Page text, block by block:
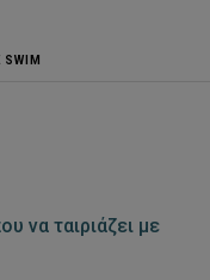
SWIM
να ταιριάζει με